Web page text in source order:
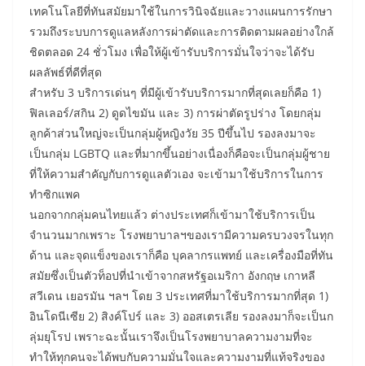
เทคโนโลยีที่ทันสมัยมาใช้ในการวินิจฉัยและวางแผนการรักษา
รวมถึงระบบการดูแลหลังการผ่าตัดและการติดตามผลอย่างใกล้
ชิดตลอด 24 ชั่วโมง เพื่อให้ผู้เข้ารับบริการมั่นใจว่าจะได้รับ
ผลลัพธ์ที่ดีที่สุด
สำหรับ 3 บริการเด่นๆ ที่มีผู้เข้ารับบริการมากที่สุดเลยก็คือ 1)
ฟิลเลอร์/สกิน 2) ดูดไขมัน และ 3) การผ่าตัดรูปร่าง โดยกลุ่ม
ลูกค้าส่วนใหญ่จะเป็นกลุ่มผู้หญิงวัย 35 ปีขึ้นไป รองลงมาจะ
เป็นกลุ่ม LGBTQ และที่มากขึ้นอย่างเนื่องก็คือจะเป็นกลุ่มผู้ชาย
ที่ให้ความสำคัญกับการดูแลตัวเอง จะเข้ามาใช้บริการในการ
ทำซิกแพค
นอกจากกลุ่มคนไทยแล้ว ต่างประเทศก็เข้ามาใช้บริการเป็น
จำนวนมากเพราะ โรงพยาบาลฯของเรามีความครบวงจรในทุก
ด้าน และจุดแข็งของเราก็คือ บุคลากรแพทย์ และเครื่องมือที่ทัน
สมัยซึ่งเป็นตัวท็อปที่นำเข้าจากสหรัฐอเมริกา อังกฤษ เกาหลี
สวีเดน เยอรมัน ฯลฯ โดย 3 ประเทศที่มาใช้บริการมากที่สุด 1)
อินโดนีเซีย 2) สิงค์โปร์ และ 3) ออสเตรเลีย รองลงมาก็จะเป็นก
ลุ่มยุโรป เพราะฉะนั้นเราจึงเป็นโรงพยาบาลความงามที่จะ
ทำให้ทุกคนจะได้พบกับความมั่นใจและความงามที่แท้จริงของ